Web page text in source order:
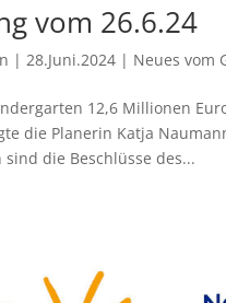
vom 26.6.24
| 28.Juni.2024 | Neues vom
12,6 Millionen
die Planerin Katja
die Beschlüsse des...